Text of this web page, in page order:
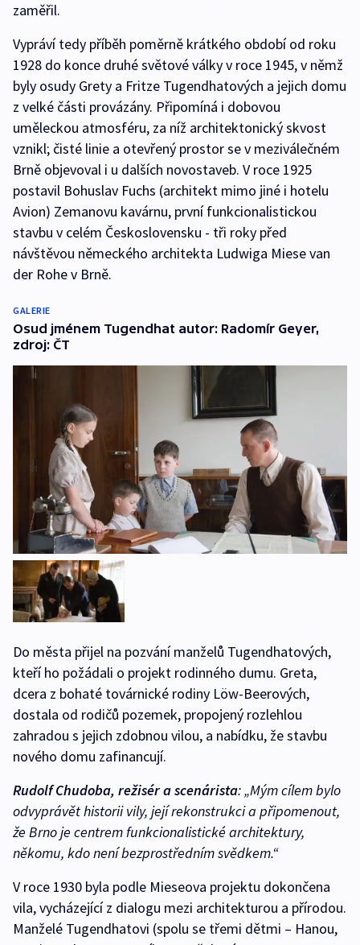
zaměřil.
Vypráví tedy příběh poměrně krátkého období od roku
1928 do konce druhé světové války v roce 1945, v němž
byly osudy Grety a Fritze Tugendhatových a jejich domu
z velké části provázány. Připomíná i dobovou
uměleckou atmosféru, za níž architektonický skvost
vznikl; čisté linie a otevřený prostor se v meziválečném
Brně objevoval i u dalších novostaveb. V roce 1925
postavil Bohuslav Fuchs (architekt mimo jiné i hotelu
Avion) Zemanovu kavárnu, první funkcionalistickou
stavbu v celém Československu - tři roky před
návštěvou německého architekta Ludwiga Miese van
der Rohe v Brně.
GALERIE
Osud jménem Tugendhat autor: Radomír Geyer,
zdroj: ČT
Do města přijel na pozvání manželů Tugendhatových,
kteří ho požádali o projekt rodinného dumu. Greta,
dcera z bohaté továrnické rodiny Löw-Beerových,
dostala od rodičů pozemek, propojený rozlehlou
zahradou s jejich zdobnou vilou, a nabídku, že stavbu
nového domu zafinancují.
Rudolf Chudoba, režisér a scenárista: „Mým cílem bylo
odvyprávět historii vily, její rekonstrukci a připomenout,
že Brno je centrem funkcionalistické architektury,
někomu, kdo není bezprostředním svědkem.“
V roce 1930 byla podle Mieseova projektu dokončena
vila, vycházející z dialogu mezi architekturou a přírodou.
Manželé Tugendhatovi (spolu se třemi dětmi – Hanou,